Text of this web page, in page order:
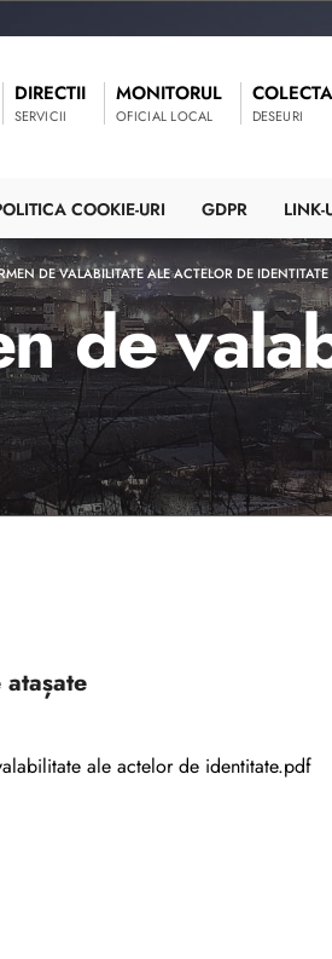
DIRECTII
SERVICII
MONITORUL
OFICIAL LOCAL DESEURI
COOKIE-URI GDPR LINK-
DE VALABILITATE ALE ACTELOR DE IDENTITATE
de
ale actelor de identitate.pdf